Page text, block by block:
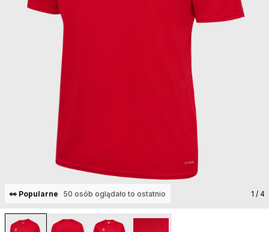
👀 Popularne 50 osób oglądało to ostatnio 1 / 4